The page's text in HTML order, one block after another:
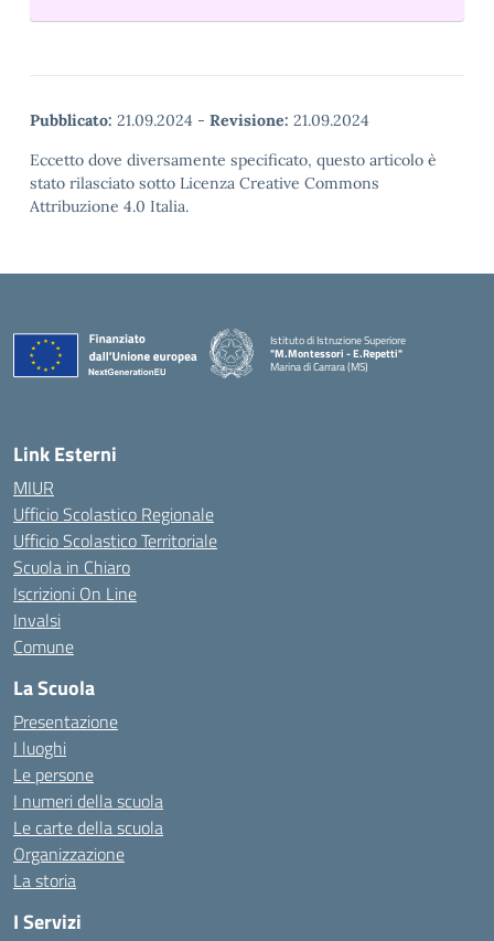
Pubblicato: 21.09.2024 - Revisione: 21.09.2024
Eccetto dove diversamente specificato, questo articolo è
stato rilasciato sotto Licenza Creative Commons
Attribuzione 4.0 Italia.
Istituto di Istruzione Superiore
"M.Montessori - E.Repetti"
Marina di Carrara (MS)
Link Esterni
MIUR
Ufficio Scolastico Regionale
Ufficio Scolastico Territoriale
Scuola in Chiaro
Iscrizioni On Line
Invalsi
Comune
La Scuola
Presentazione
I luoghi
Le persone
I numeri della scuola
Le carte della scuola
Organizzazione
La storia
I Servizi